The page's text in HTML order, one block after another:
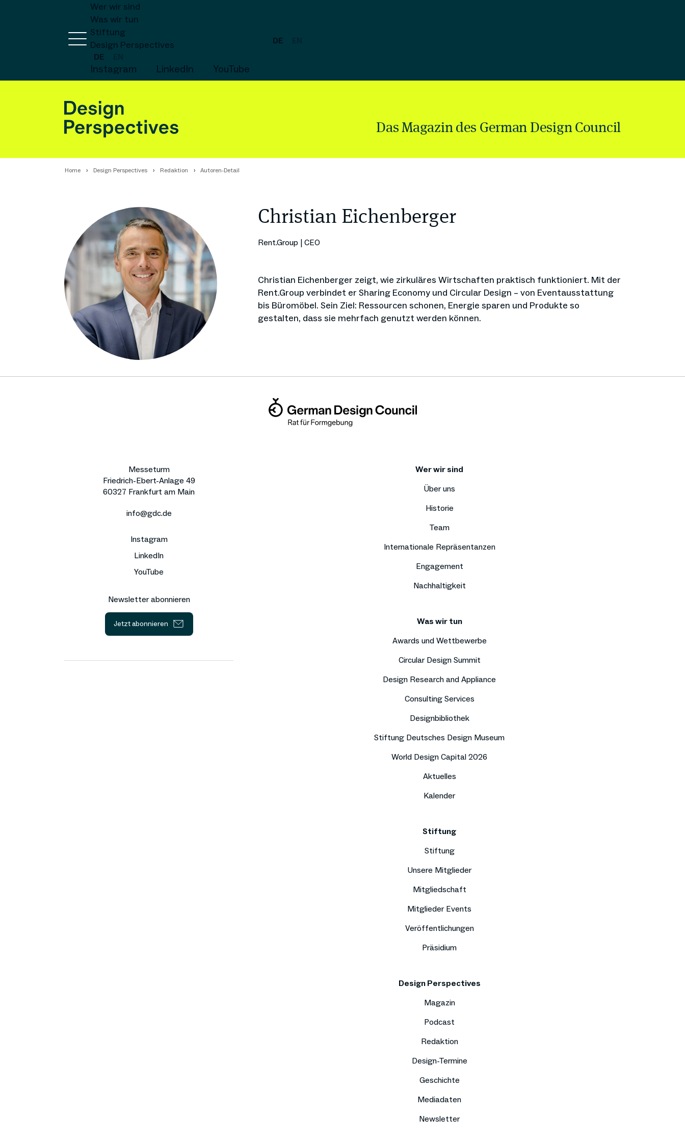
Wer wir sind
Was wir tun
Stiftung
Design Perspectives
DE
Instagram LinkedIn YouTube
DE
Das Magazin des German Design Council
Home Design Perspectives Redaktion Autoren-Detail
Christian Eichenberger
Rent.Group | CEO
Christian Eichenberger zeigt, wie zirkuläres Wirtschaften praktisch funktioniert. Mit der
Rent.Group verbindet er Sharing Economy und Circular Design – von Eventausstattung
bis Büromöbel. Sein Ziel: Ressourcen schonen, Energie sparen und Produkte so
gestalten, dass sie mehrfach genutzt werden können.
Messeturm
Friedrich-Ebert-Anlage 49
60327 Frankfurt am Main
info@gdc.de
Instagram
LinkedIn
YouTube
Newsletter abonnieren
Jetzt abonnieren
Wer wir sind
Über uns
Historie
Team
Internationale Repräsentanzen
Engagement
Nachhaltigkeit
Was wir tun
Awards und Wettbewerbe
Circular Design Summit
Design Research and Appliance
Consulting Services
Designbibliothek
Stiftung Deutsches Design Museum
World Design Capital 2026
Aktuelles
Kalender
Stiftung
Stiftung
Unsere Mitglieder
Mitgliedschaft
Mitglieder Events
Veröffentlichungen
Präsidium
Design Perspectives
Magazin
Podcast
Redaktion
Design-Termine
Geschichte
Mediadaten
Newsletter